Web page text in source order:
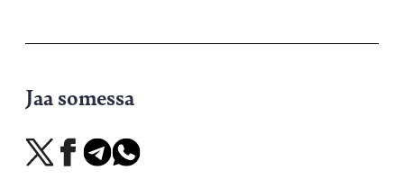
Jaa somessa
Jaa
X-
Jaa
Facebookissa
Jaa
Telegramissa
Jaa
WhatsAppissa